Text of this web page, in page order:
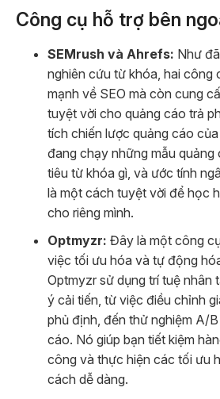
Công cụ hỗ trợ bên
SEMrush và Ahrefs: Như
nghiên cứu từ khóa, hai công
mạnh về SEO mà còn cung
tuyệt vời cho quảng cáo trả
tích chiến lược quảng cáo
đang chạy những mẫu quảng
tiêu từ khóa gì, và ước tính
là một cách tuyệt vời để học
cho riêng mình.
Optmyzr: Đây là một công
việc tối ưu hóa và tự động
Optmyzr sử dụng trí tuệ nhân
ý cải tiến, từ việc điều chỉnh
phủ định, đến thử nghiệm A/
cáo. Nó giúp bạn tiết kiệm
công và thực hiện các tối ưu
cách dễ dàng.